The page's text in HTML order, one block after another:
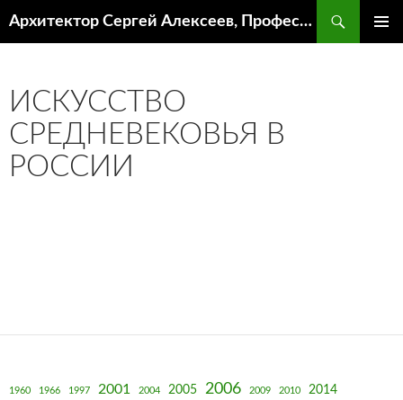
Архитектор Сергей Алексеев, Профессор кафедры ИА и АР ААИ ЮФУ
ИСКУССТВО
СРЕДНЕВЕКОВЬЯ В
РОССИИ
1960 1966 1997 2001 2004 2005 2006 2009 2010 2014